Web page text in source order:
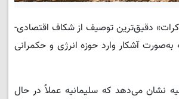
دقیق‌ترین توصیف از شکاف اقتصادی-
آشکار وارد حوزه انرژی و حکمرانی
نشان می‌دهد که سلیمانیه عملاً در حال